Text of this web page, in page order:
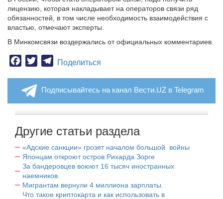
лицензию, которая накладывает на операторов связи ряд
обязанностей, в том числе необходимость взаимодействия с
властью, отмечают эксперты.
В Минкомсвязи воздержались от официальных комментариев.
Facebook
TwitterTelegram
Поделиться
Подписывайтесь на канал Вести.UZ в Telegram
Другие статьи раздела
«Адские санкции» грозят началом большой войны
Японцам откроют остров Рихарда Зорге
За бандеровцев воюют 16 тысяч иностранных
наемников.
Мигрантам вернули 4 миллиона зарплаты.
Что такое криптокарта и как использовать в